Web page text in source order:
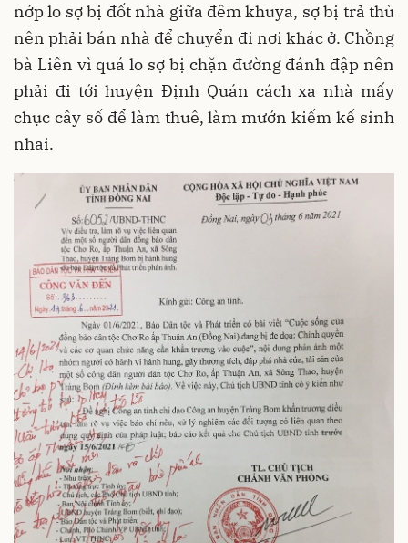
nớp lo sợ bị đốt nhà giữa đêm khuya, sợ bị trả thù
nên phải bán nhà để chuyển đi nơi khác ở. Chồng
bà Liên vì quá lo sợ bị chặn đường đánh đập nên
phải đi tới huyện Định Quán cách xa nhà mấy
chục cây số để làm thuê, làm mướn kiếm kế sinh
nhai.